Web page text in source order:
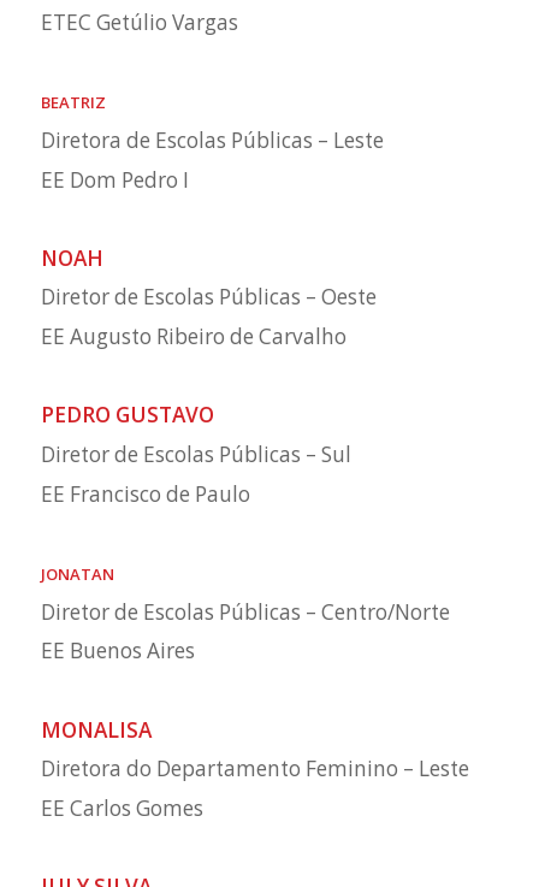
ETEC Getúlio Vargas
BEATRIZ
Diretora de Escolas Públicas – Leste
EE Dom Pedro I
NOAH
Diretor de Escolas Públicas – Oeste
EE Augusto Ribeiro de Carvalho
PEDRO GUSTAVO
Diretor de Escolas Públicas – Sul
EE Francisco de Paulo
JONATAN
Diretor de Escolas Públicas – Centro/Norte
EE Buenos Aires
MONALISA
Diretora do Departamento Feminino – Leste
EE Carlos Gomes